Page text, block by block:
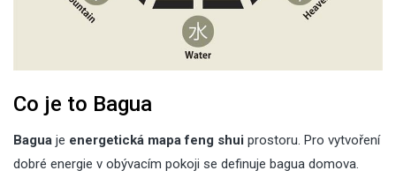
Co je to Bagua
Bagua je energetická mapa feng shui prostoru. Pro vytvoření
dobré energie v obývacím pokoji se definuje bagua domova.